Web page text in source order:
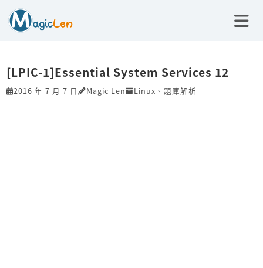
[LPIC-1]Essential System Services 12
2016 年 7 月 7 日 Magic Len Linux 、 題庫解析